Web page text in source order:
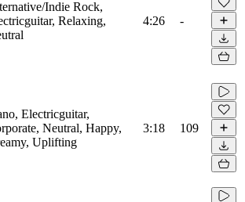
Indie Rock,
Relaxing,
4:26 -
Electricguitar,
Neutral, Happy,
Uplifting
3:18 109